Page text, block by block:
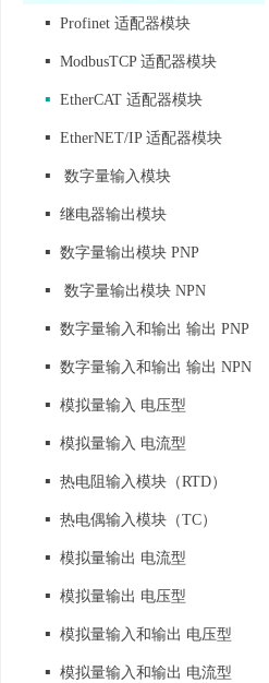
▪ Profinet 适配器模块
▪ ModbusTCP 适配器模块
▪ EtherCAT 适配器模块
▪ EtherNET/IP 适配器模块
▪ 数字量输入模块
▪ 继电器输出模块
▪ 数字量输出模块 PNP
▪ 数字量输出模块 NPN
▪ 数字量输入和输出 输出 PNP
▪ 数字量输入和输出 输出 NPN
▪ 模拟量输入 电压型
▪ 模拟量输入 电流型
▪ 热电阻输入模块（RTD）
▪ 热电偶输入模块（TC）
▪ 模拟量输出 电流型
▪ 模拟量输出 电压型
▪ 模拟量输入和输出 电压型
▪ 模拟量输入和输出 电流型